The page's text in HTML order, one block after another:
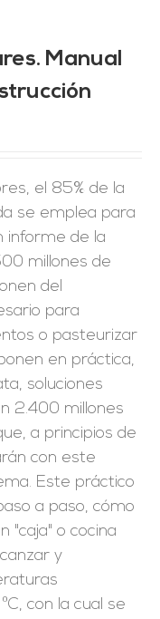
Manual
el 85% de la
se emplea para
informe de la
millones de
del
para
o pasteurizar
en práctica,
soluciones
2.400 millones
a principios de
con este
Este práctico
a paso, cómo
"caja" o cocina
y
con la cual se